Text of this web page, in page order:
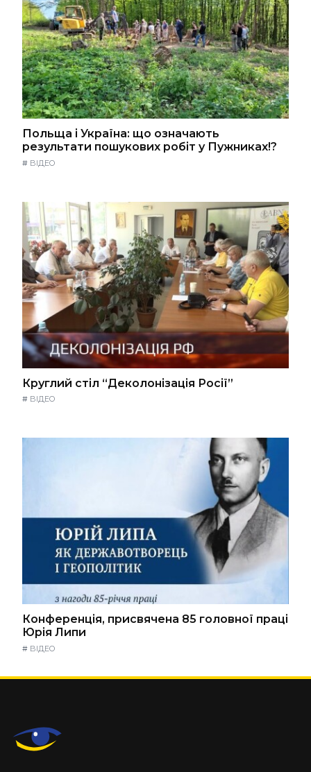
Польща і Україна: що означають
результати пошукових робіт у Пужниках!?
# ВІДЕО
Круглий стіл “Деколонізація Росії”
# ВІДЕО
Конференція, присвячена 85 головної праці
Юрія Липи
# ВІДЕО